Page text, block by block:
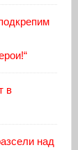
в
над